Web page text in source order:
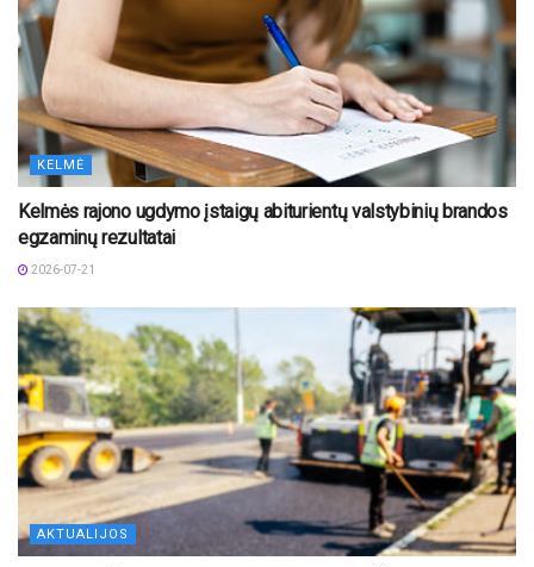
KELMĖ
Kelmės rajono ugdymo įstaigų abiturientų valstybinių brandos
egzaminų rezultatai
2026-07-21
AKTUALIJOS